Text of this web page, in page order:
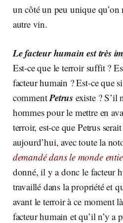
un côté un peu unique qu’on
autre vin.
Le facteur humain est très
Est-ce que le terroir suffit ?
facteur humain ? Est-ce que
commentPetrus existe ? S’il
hommes pour le mettre en
terroir, est-ce que Petrus
aujourd’hui, avec toute la
demandé dans le monde
donné, il y a donc le facteur
travaillé dans la propriété et
avant le terroir à ce moment
facteur humain et qu’il n’y